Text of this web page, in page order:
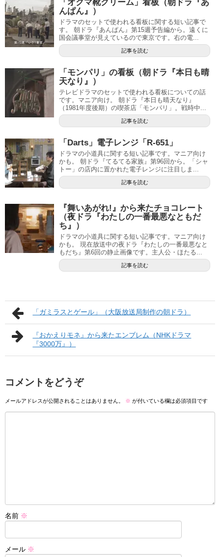
「オクマ靴クリーム」看板（朝ドラ『あ
んぱん』）
ドラマのセットで使われる看板に関する短い記事で
す。 朝ドラ『あんぱん』第15週予告編から。遠くに
国会議事堂が見えているので東京です。右の電...
記事を読む
「モンパリ」の看板（朝ドラ『本日も晴
天なり』）
テレビドラマのセットで使われる看板についての話
です。マニア向け。 朝ドラ『本日も晴天なり』
（1981年度後期）の喫茶店「モンパリ」。戦時中...
記事を読む
「Darts」電子レンジ「R-651」
ドラマの小道具に関する短い記事です。マニア向け
かも。 朝ドラ『てるてる家族』第96回から。「シャ
トー」の店内に置かれた電子レンジに注目しま...
記事を読む
『舞いあがれ!』から来たチョコレート
（夜ドラ『わたしの一番最悪なともだ
ち』）
ドラマの小道具に関する短い記事です。マニア向け
かも。 現在放送中の夜ドラ『わたしの一番最悪なと
もだち』第6回の静止画像です。主人公・ほたる...
記事を読む
「ガミラスとゲール」（大阪放送局制作の朝ドラ）
『おかえりモネ』から来たエンブレム（NHKドラマ
『3000万』）
コメントをどうぞ
メールアドレスが公開されることはありません。 ※ が付いている欄は必須項目です
名前 ※
メール ※